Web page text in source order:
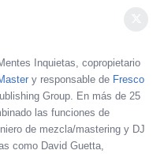
Inquietas, copropietario
y responsable de Fresco
Group. En más de 25
las funciones de
de mezcla/mastering y DJ
como David Guetta,